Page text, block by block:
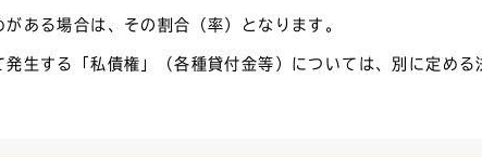
ある場合は、その割合（率）となります。
生する「私債権」（各種貸付金等）については、別に定め